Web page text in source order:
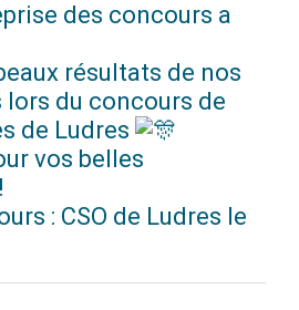
des concours a
résultats de nos
lors du concours de
de Ludres
vos belles
: CSO de Ludres le